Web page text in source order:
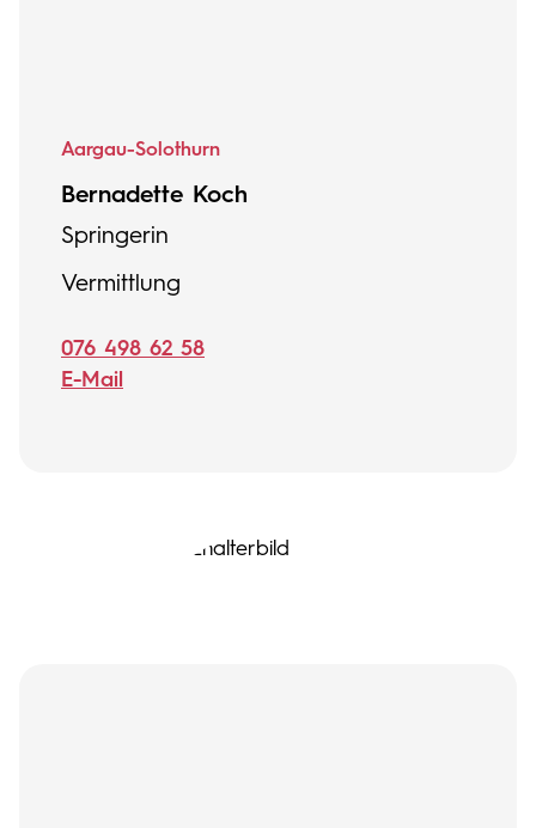
Aargau-Solothurn
Bernadette Koch
Springerin
Vermittlung
076 498 62 58
E-Mail